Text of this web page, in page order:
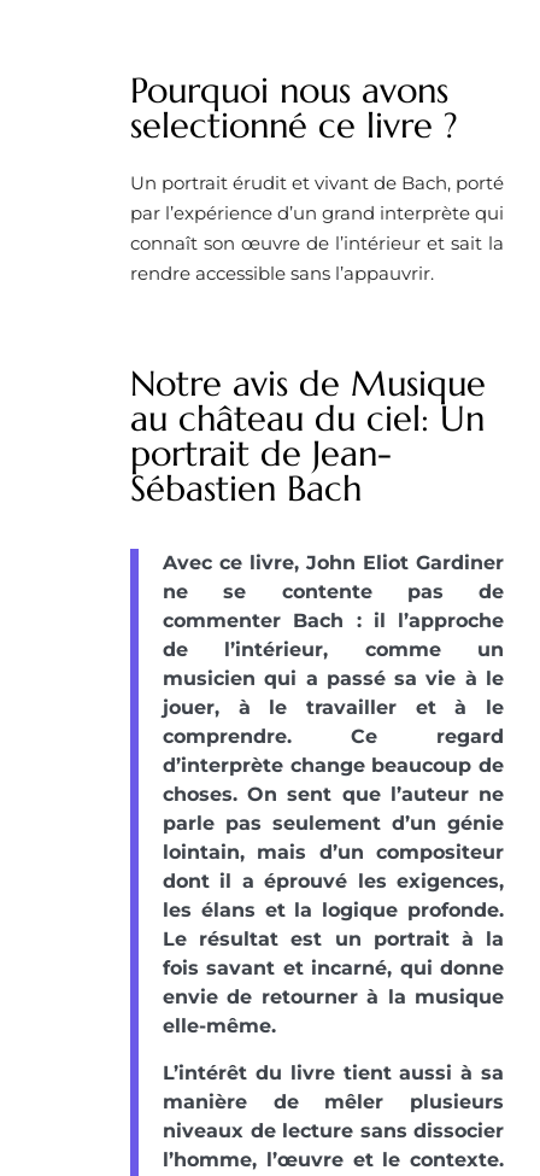
Pourquoi nous avons
selectionné ce livre ?
Un portrait érudit et vivant de Bach, porté
par l’expérience d’un grand interprète qui
connaît son œuvre de l’intérieur et sait la
rendre accessible sans l’appauvrir.
Notre avis de Musique
au château du ciel: Un
portrait de Jean-
Sébastien Bach
Avec ce livre, John Eliot Gardiner
ne se contente pas de
commenter Bach : il l’approche
de l’intérieur, comme un
musicien qui a passé sa vie à le
jouer, à le travailler et à le
comprendre. Ce regard
d’interprète change beaucoup de
choses. On sent que l’auteur ne
parle pas seulement d’un génie
lointain, mais d’un compositeur
dont il a éprouvé les exigences,
les élans et la logique profonde.
Le résultat est un portrait à la
fois savant et incarné, qui donne
envie de retourner à la musique
elle-même.
L’intérêt du livre tient aussi à sa
manière de mêler plusieurs
niveaux de lecture sans dissocier
l’homme, l’œuvre et le contexte.